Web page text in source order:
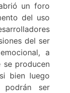
un foro
del uso
del ser
a
se producen
bien luego
podrán ser